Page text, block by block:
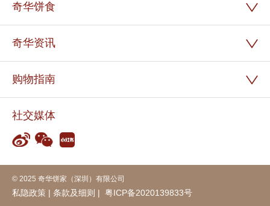
社交媒体
奇华饼食
奇华资讯
购物指南
© 2025 奇华饼家（深圳）有限公司
私隐政策 | 条款及细则 | 粤ICP备2020139833号